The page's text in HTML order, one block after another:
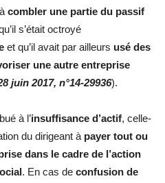
combler une partie du passif
s’était octroyé
et qu’il avait par ailleurs usé des
une autre entreprise
juin 2017, n°14-29936).
à l’insuffisance d’actif, celle-
du dirigeant à payer tout ou
dans le cadre de l’action
. En cas de confusion de